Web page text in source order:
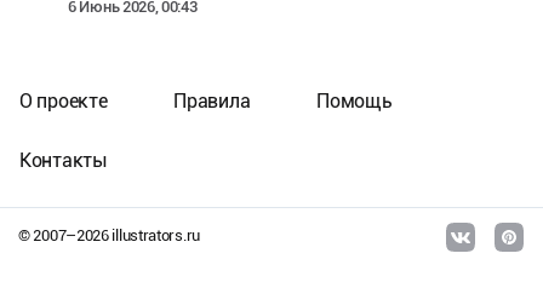
6 Июнь 2026, 00:43
© 2007–2026illustrators.ru
О проекте Правила Помощь
Контакты